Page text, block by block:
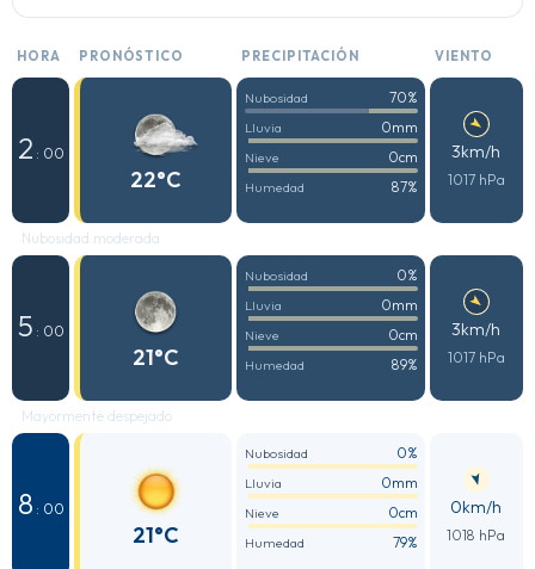
HORA PRONÓSTICO PRECIPITACIÓN VIENTO
2 : 00
22°C
Nubosidad 70%
Lluvia 0mm
Nieve 0cm
Humedad 87%
3km/h
1017 hPa
Nubosidad moderada
5 : 00
21°C
Nubosidad 0%
Lluvia 0mm
Nieve 0cm
Humedad 89%
3km/h
1017 hPa
Mayormente despejado
8 : 00
21°C
Nubosidad 0%
Lluvia 0mm
Nieve 0cm
Humedad 79%
0km/h
1018 hPa